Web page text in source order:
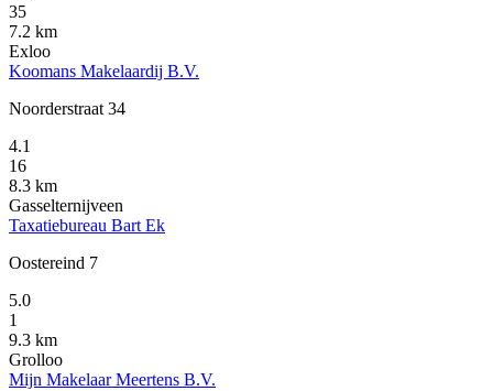
35
7.2 km
Exloo
Koomans Makelaardij B.V.
Noorderstraat 34
4.1
16
8.3 km
Gasselternijveen
Taxatiebureau Bart Ek
Oostereind 7
5.0
1
9.3 km
Grolloo
Mijn Makelaar Meertens B.V.